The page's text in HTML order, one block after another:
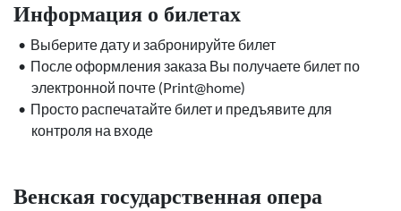
Информация о билетах
Выберите дату и забронируйте билет
После оформления заказа Вы получаете билет по
электронной почте (Print@home)
Просто распечатайте билет и предъявите для
контроля на входе
Венская государственная опера